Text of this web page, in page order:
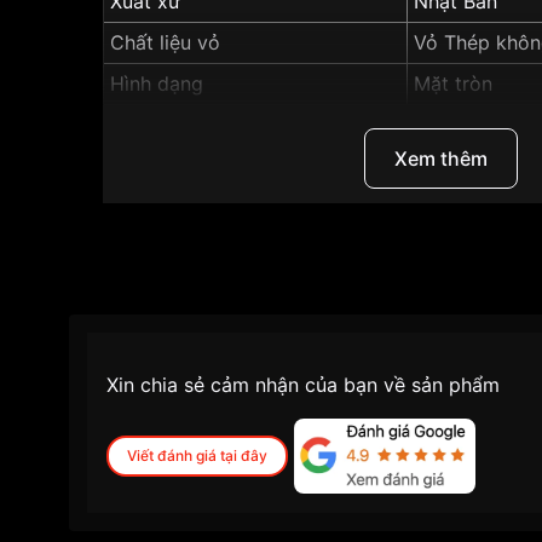
Chất liệu vỏ
Vỏ Thép
Hình dạng
Mặt tròn
Vỏ Màu Bạc
"Casio LTP 25mm
Xem thêm
Xin chia sẻ cảm nhận của bạn về sản phẩm
Viết đánh giá tại đây